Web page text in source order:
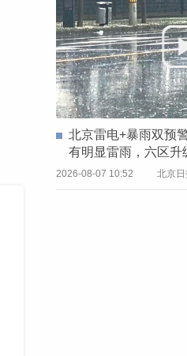
北京雷电+暴雨双预
有明显雷雨，六区升
2026-08-07 10:52 北京